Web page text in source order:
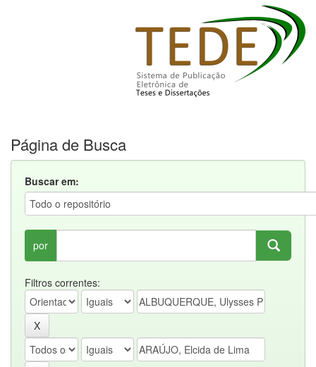
Página de Busca
Buscar em:
por
Filtros correntes: